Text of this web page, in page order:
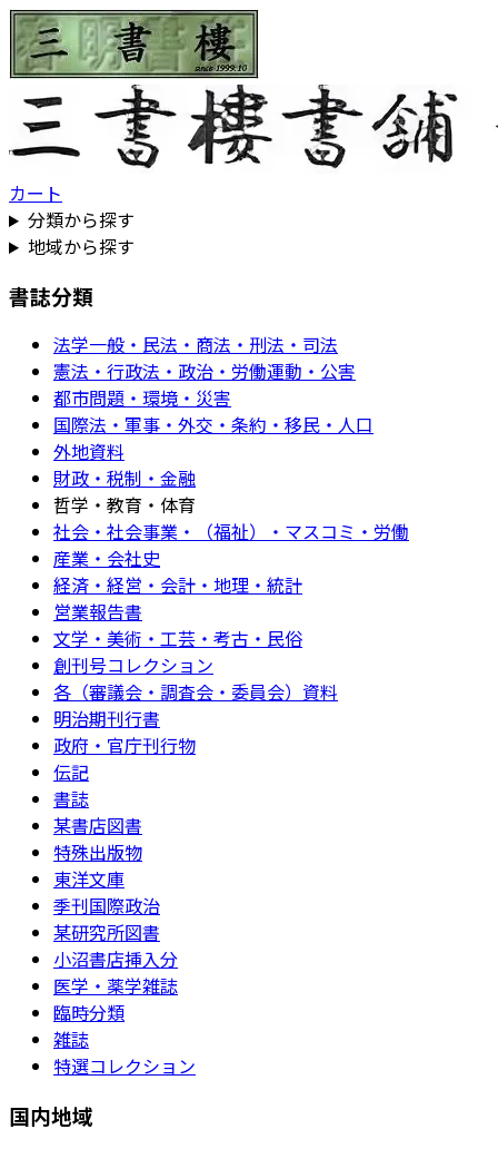
カート
分類から探す
地域から探す
書誌分類
法学一般・民法・商法・刑法・司法
憲法・行政法・政治・労働運動・公害
都市問題・環境・災害
国際法・軍事・外交・条約・移民・人口
外地資料
財政・税制・金融
哲学・教育・体育
社会・社会事業・（福祉）・マスコミ・労働
産業・会社史
経済・経営・会計・地理・統計
営業報告書
文学・美術・工芸・考古・民俗
創刊号コレクション
各（審議会・調査会・委員会）資料
明治期刊行書
政府・官庁刊行物
伝記
書誌
某書店図書
特殊出版物
東洋文庫
季刊国際政治
某研究所図書
小沼書店挿入分
医学・薬学雑誌
臨時分類
雑誌
特選コレクション
国内地域